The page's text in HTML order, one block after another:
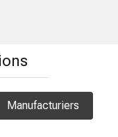
Manufacturiers